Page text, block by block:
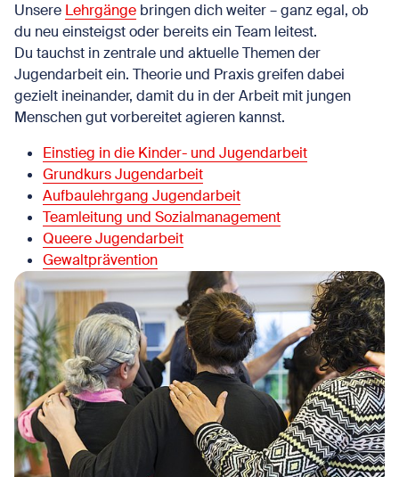
Unsere Lehrgänge bringen dich weiter – ganz egal, ob
du neu einsteigst oder bereits ein Team leitest.
Du tauchst in zentrale und aktuelle Themen der
Jugendarbeit ein. Theorie und Praxis greifen dabei
gezielt ineinander, damit du in der Arbeit mit jungen
Menschen gut vorbereitet agieren kannst.
Einstieg in die Kinder- und Jugendarbeit
Grundkurs Jugendarbeit
Aufbaulehrgang Jugendarbeit
Teamleitung und Sozialmanagement
Queere Jugendarbeit
Gewaltprävention